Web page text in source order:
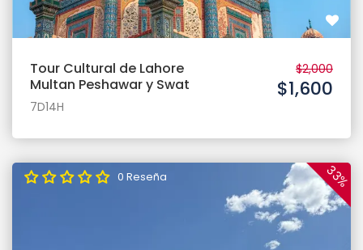
Tour Cultural de Lahore
Multan Peshawar y Swat
7D14H
$2,000
$1,600
33%
0 Reseña